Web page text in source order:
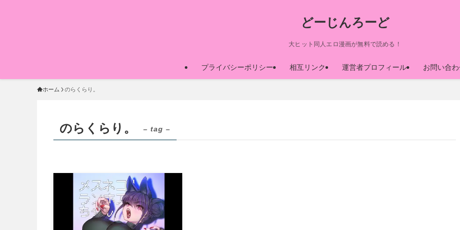
どーじんろーど
大ヒット同人エロ漫画が無料で読める！
プライバシーポリシー 相互リンク 運営者プロフィール お問い合
ホーム のらくらり。
のらくらり。 – tag –